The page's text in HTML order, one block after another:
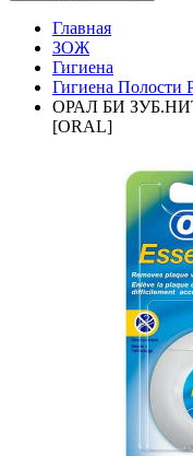
Главная
ЗОЖ
Гигиена
Гигиена Полости
ОРАЛ БИ
[ORAL]